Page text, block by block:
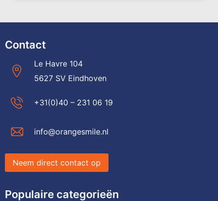
Contact
Le Havre 104
5627 SV Eindhoven
+31(0)40 – 231 06 19
info@orangesmile.nl
Neem direct contact op
Populaire categorieën